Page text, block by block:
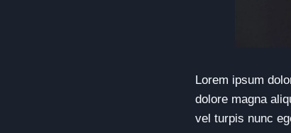
Lorem ipsum
dolore magna
vel turpis nunc